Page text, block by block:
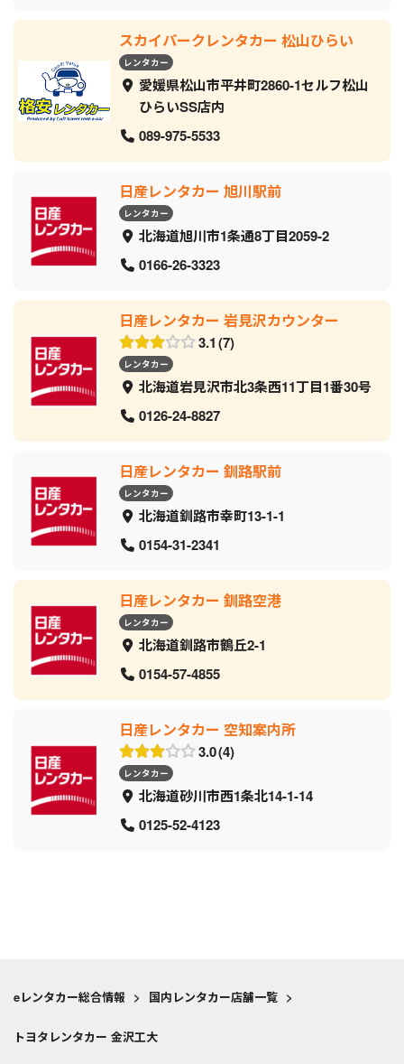
スカイパークレンタカー 松山ひらい
レンタカー
愛媛県松山市平井町2860-1セルフ松山
ひらいSS店内
089-975-5533
日産レンタカー 旭川駅前
レンタカー
北海道旭川市1条通8丁目2059‐2
0166-26-3323
日産レンタカー 岩見沢カウンター
3.1 7
レンタカー
北海道岩見沢市北3条西11丁目1番30号
0126-24-8827
日産レンタカー 釧路駅前
レンタカー
北海道釧路市幸町13-1-1
0154-31-2341
日産レンタカー 釧路空港
レンタカー
北海道釧路市鶴丘2-1
0154-57-4855
日産レンタカー 空知案内所
3.0 4
レンタカー
北海道砂川市西1条北14-1-14
0125-52-4123
eレンタカー総合情報 > 国内レンタカー店舗一覧 >
トヨタレンタカー 金沢工大